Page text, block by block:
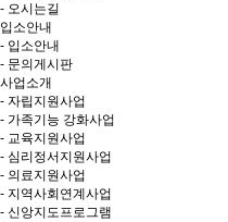
- 오시는길
입소안내
- 입소안내
- 문의게시판
사업소개
- 자립지원사업
- 가족기능 강화사업
- 교육지원사업
- 심리정서지원사업
- 의료지원사업
- 지역사회연계사업
- 신앙지도프로그램